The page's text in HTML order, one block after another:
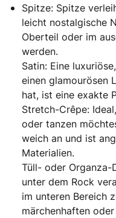
Spitze: Spitze
leicht nostalgische
Oberteil oder im
werden.
Satin: Eine
einen glamourösen
hat, ist eine exakte
Stretch-Crêpe:
oder tanzen
weich an und ist
Materialien.
Tüll- oder
unter dem Rock
im unteren Bereich
märchenhaften